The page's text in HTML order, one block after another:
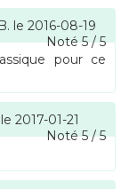
le 2016-08-19
Noté5/5
pour ce
le 2017-01-21
Noté5/5